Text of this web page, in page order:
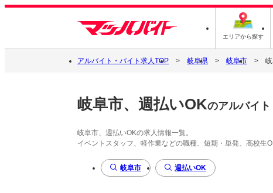
エリアから探す
アルバイト・バイト求人TOP 岐阜県 岐阜市
岐阜市、週払いOKのアルバイ
岐阜市、週払いOKの求人情報一覧。
イベントスタッフ、軽作業などの職種、短期・単発、高校生
岐阜市 週払いOK